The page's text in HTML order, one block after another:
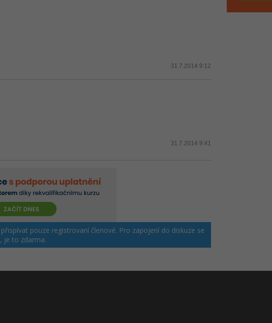
31.7.2014 9:12
31.7.2014 9:41
pouze registrovaní členové. Pro zapojení do diskuze se
, je to zdarma.